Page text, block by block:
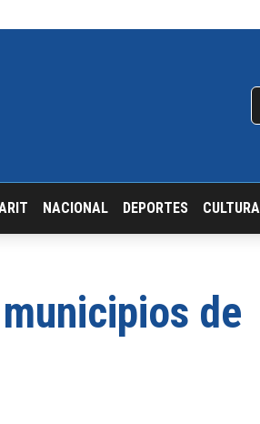
NACIONAL DEPORTES CULTURA
de